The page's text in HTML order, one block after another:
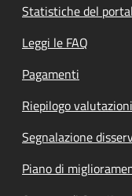
Statistiche del
Leggi le FAQ
Pagamenti
Riepilogo valutazioni
Segnalazione
Piano di